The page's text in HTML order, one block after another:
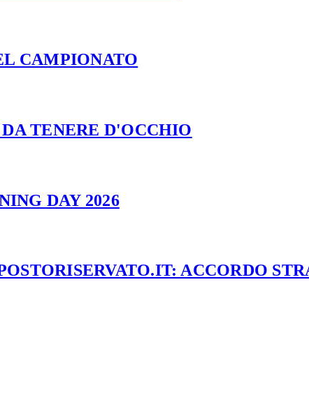
CAMPIONATO
TENERE D'OCCHIO
DAY 2026
ACCORDO